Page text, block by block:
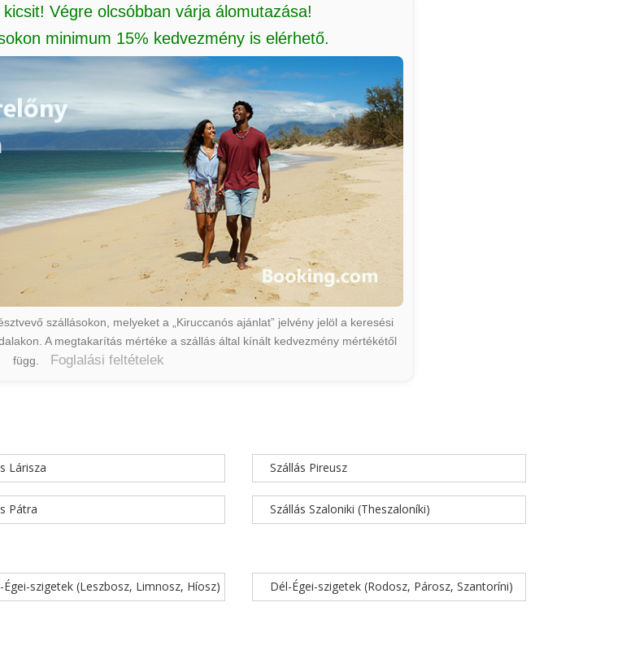
Végre olcsóbban várja álomutazása!
minimum 15% kedvezmény is elérhető.
szállásokon, melyeket a „Kiruccanós ajánlat” jelvény jelöl a keresési
A megtakarítás mértéke a szállás által kínált kedvezmény mértékétől
függ.
Foglalási feltételek
Lárisza
Pátra
Szállás Pireusz
Szállás Szaloniki (Theszaloníki)
Égei-szigetek (Leszbosz, Limnosz, Híosz) Dél-Égei-szigetek (Rodosz, Párosz, Szantoríni)